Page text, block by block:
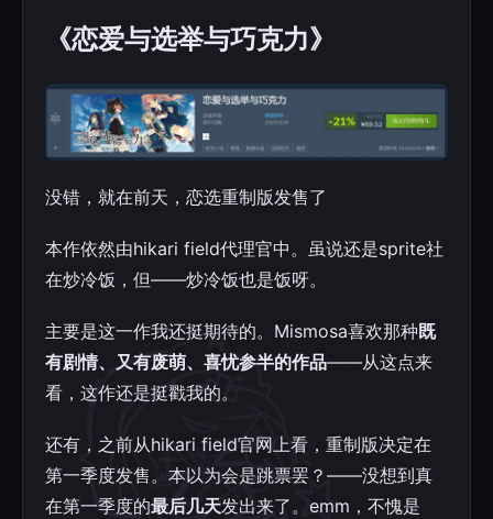
《恋爱与选举与巧克力》
没错，就在前天，恋选重制版发售了
本作依然由hikari field代理官中。虽说还是sprite社
在炒冷饭，但——炒冷饭也是饭呀。
主要是这一作我还挺期待的。Mismosa喜欢那种既
有剧情、又有废萌、喜忧参半的作品——从这点来
看，这作还是挺戳我的。
还有，之前从hikari field官网上看，重制版决定在
第一季度发售。本以为会是跳票罢？——没想到真
在第一季度的最后几天发出来了。emm，不愧是